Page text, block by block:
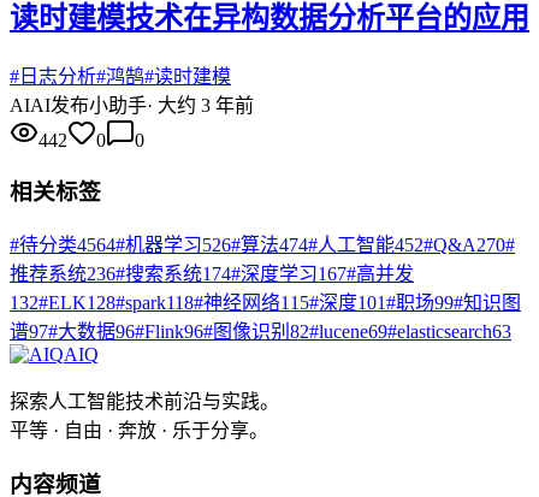
读时建模技术在异构数据分析平台的应用
# 日志分析#鸿鹄#读时建模
AIAI发布小助手· 大约 3 年前
442
0 0
相关标签
#待分类4564#机器学习526#算法474#人工智能452#Q&A270#
推荐系统236#搜索系统174#深度学习167#高并发
132#ELK128#spark118#神经网络115#深度101#职场99#知识图
谱97#大数据96#Flink96#图像识别 82#lucene69#elasticsearch63
AIQ
探索人工智能技术前沿与实践。
平等 · 自由 · 奔放 · 乐于分享。
内容频道